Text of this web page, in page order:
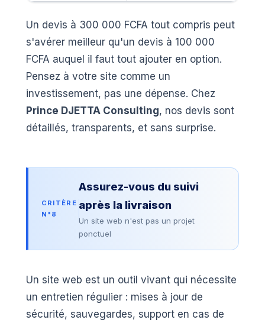
Un devis à 300 000 FCFA tout compris peut
s'avérer meilleur qu'un devis à 100 000
FCFA auquel il faut tout ajouter en option.
Pensez à votre site comme un
investissement, pas une dépense. Chez
Prince DJETTA Consulting, nos devis sont
détaillés, transparents, et sans surprise.
CRITÈRE
N°8
Assurez-vous du suivi
après la livraison
Un site web n'est pas un projet
ponctuel
Un site web est un outil vivant qui nécessite
un entretien régulier : mises à jour de
sécurité, sauvegardes, support en cas de